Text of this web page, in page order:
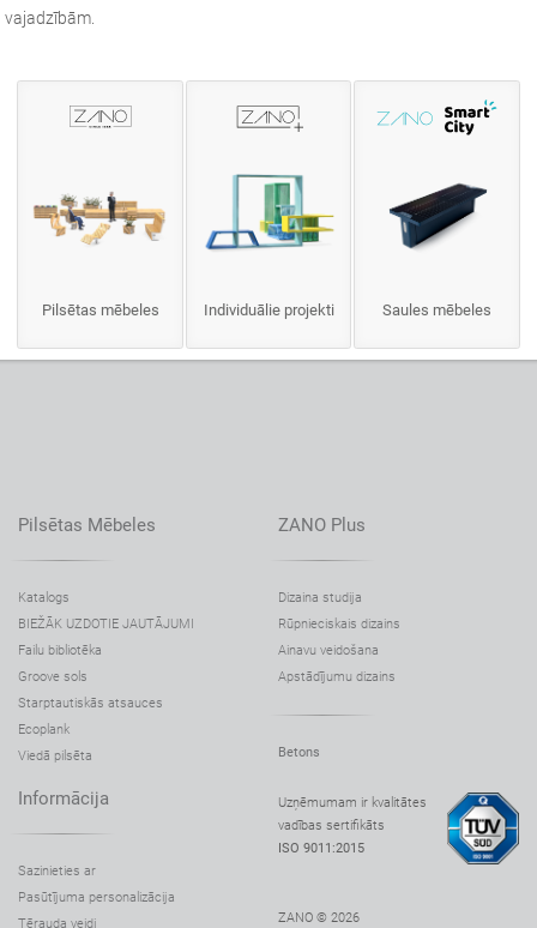
vajadzībām.
Pilsētas mēbeles Individuālie projekti Saules mēbeles
Pilsētas Mēbeles
Katalogs
BIEŽĀK UZDOTIE JAUTĀJUMI
Failu bibliotēka
Groove sols
Starptautiskās atsauces
Ecoplank
Viedā pilsēta
ZANO Plus
Dizaina studija
Rūpnieciskais dizains
Ainavu veidošana
Apstādījumu dizains
Betons
Informācija
Sazinieties ar
Pasūtījuma personalizācija
Tērauda veidi
Uzņēmumam ir kvalitātes
vadības sertifikāts
ISO 9011:2015
ZANO © 2026